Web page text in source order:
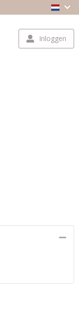
Inloggen